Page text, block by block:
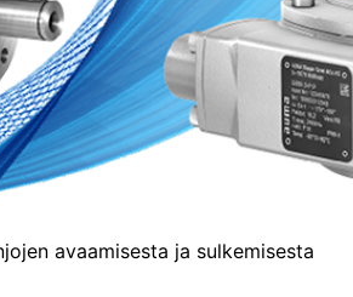
avaamisesta ja sulkemisesta